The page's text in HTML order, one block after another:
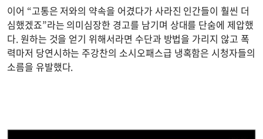
이어 “고통은 저와의 약속을 어겼다가 사라진 인간들이 훨씬 더
심했겠죠”라는 의미심장한 경고를 남기며 상대를 단숨에 제압했
다. 원하는 것을 얻기 위해서라면 수단과 방법을 가리지 않고 폭
력마저 당연시하는 주강찬의 소시오패스급 냉혹함은 시청자들의
소름을 유발했다.